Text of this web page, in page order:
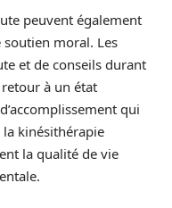
peuvent également
soutien moral. Les
et de conseils durant
à un état
qui
kinésithérapie
la qualité de vie